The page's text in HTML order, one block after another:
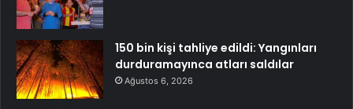
150 bin kişi tahliye edildi: Yangınları
durduramayınca atları saldılar
Ağustos 6, 2026